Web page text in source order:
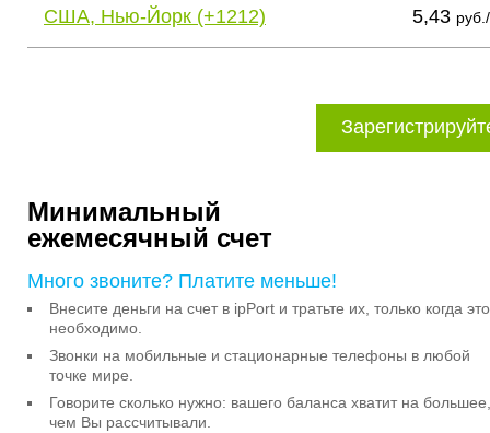
США, Нью-Йорк (+1212) 5,43
Минимальный
ежемесячный счет
Много звоните? Платите меньше!
Внесите деньги на счет в ipPort и тратьте их, только когда это
необходимо.
Звонки на мобильные и стационарные телефоны в любой
точке мире.
Говорите сколько нужно: вашего баланса хватит на большее,
чем Вы рассчитывали.